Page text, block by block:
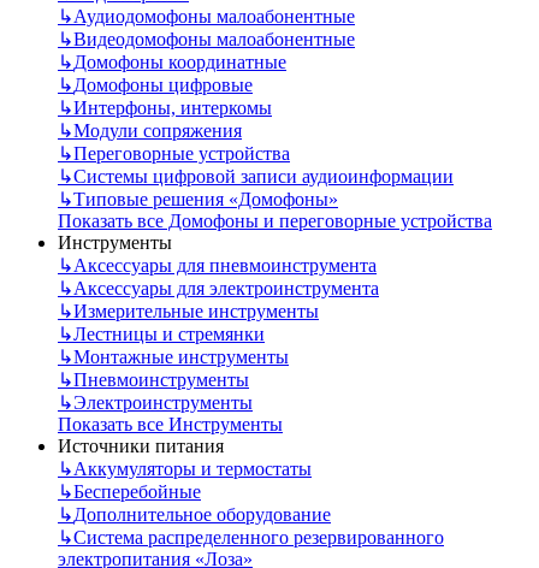
↳Аудиодомофоны малоабонентные
↳Видеодомофоны малоабонентные
↳Домофоны координатные
↳Домофоны цифровые
↳Интерфоны, интеркомы
↳Модули сопряжения
↳Переговорные устройства
↳Системы цифровой записи аудиоинформации
↳Типовые решения «Домофоны»
Показать все Домофоны и переговорные устройства
Инструменты
↳Аксессуары для пневмоинструмента
↳Аксессуары для электроинструмента
↳Измерительные инструменты
↳Лестницы и стремянки
↳Монтажные инструменты
↳Пневмоинструменты
↳Электроинструменты
Показать все Инструменты
Источники питания
↳Аккумуляторы и термостаты
↳Бесперебойные
↳Дополнительное оборудование
↳Система распределенного резервированного
электропитания «Лоза»